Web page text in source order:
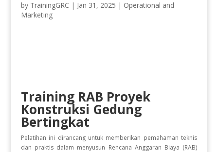
by TrainingGRC | Jan 31, 2025 | Operational and
Marketing
Training RAB Proyek
Konstruksi Gedung
Bertingkat
Pelatihan ini dirancang untuk memberikan pemahaman teknis
dan praktis dalam menyusun Rencana Anggaran Biaya (RAB)